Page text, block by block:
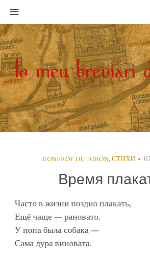
MENU
HONFROY DE TORON,СТИХИ
Время
Часто в жизни поздно плакать,
Ещё чаще — рановато.
У попа была собака —
Сама дура виновата.